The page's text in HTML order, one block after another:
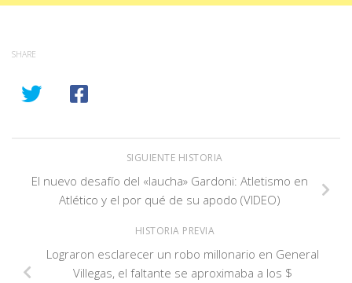
SHARE
SIGUIENTE HISTORIA
El nuevo desafío del «laucha» Gardoni: Atletismo en
Atlético y el por qué de su apodo (VIDEO)
HISTORIA PREVIA
Lograron esclarecer un robo millonario en General
Villegas, el faltante se aproximaba a los $